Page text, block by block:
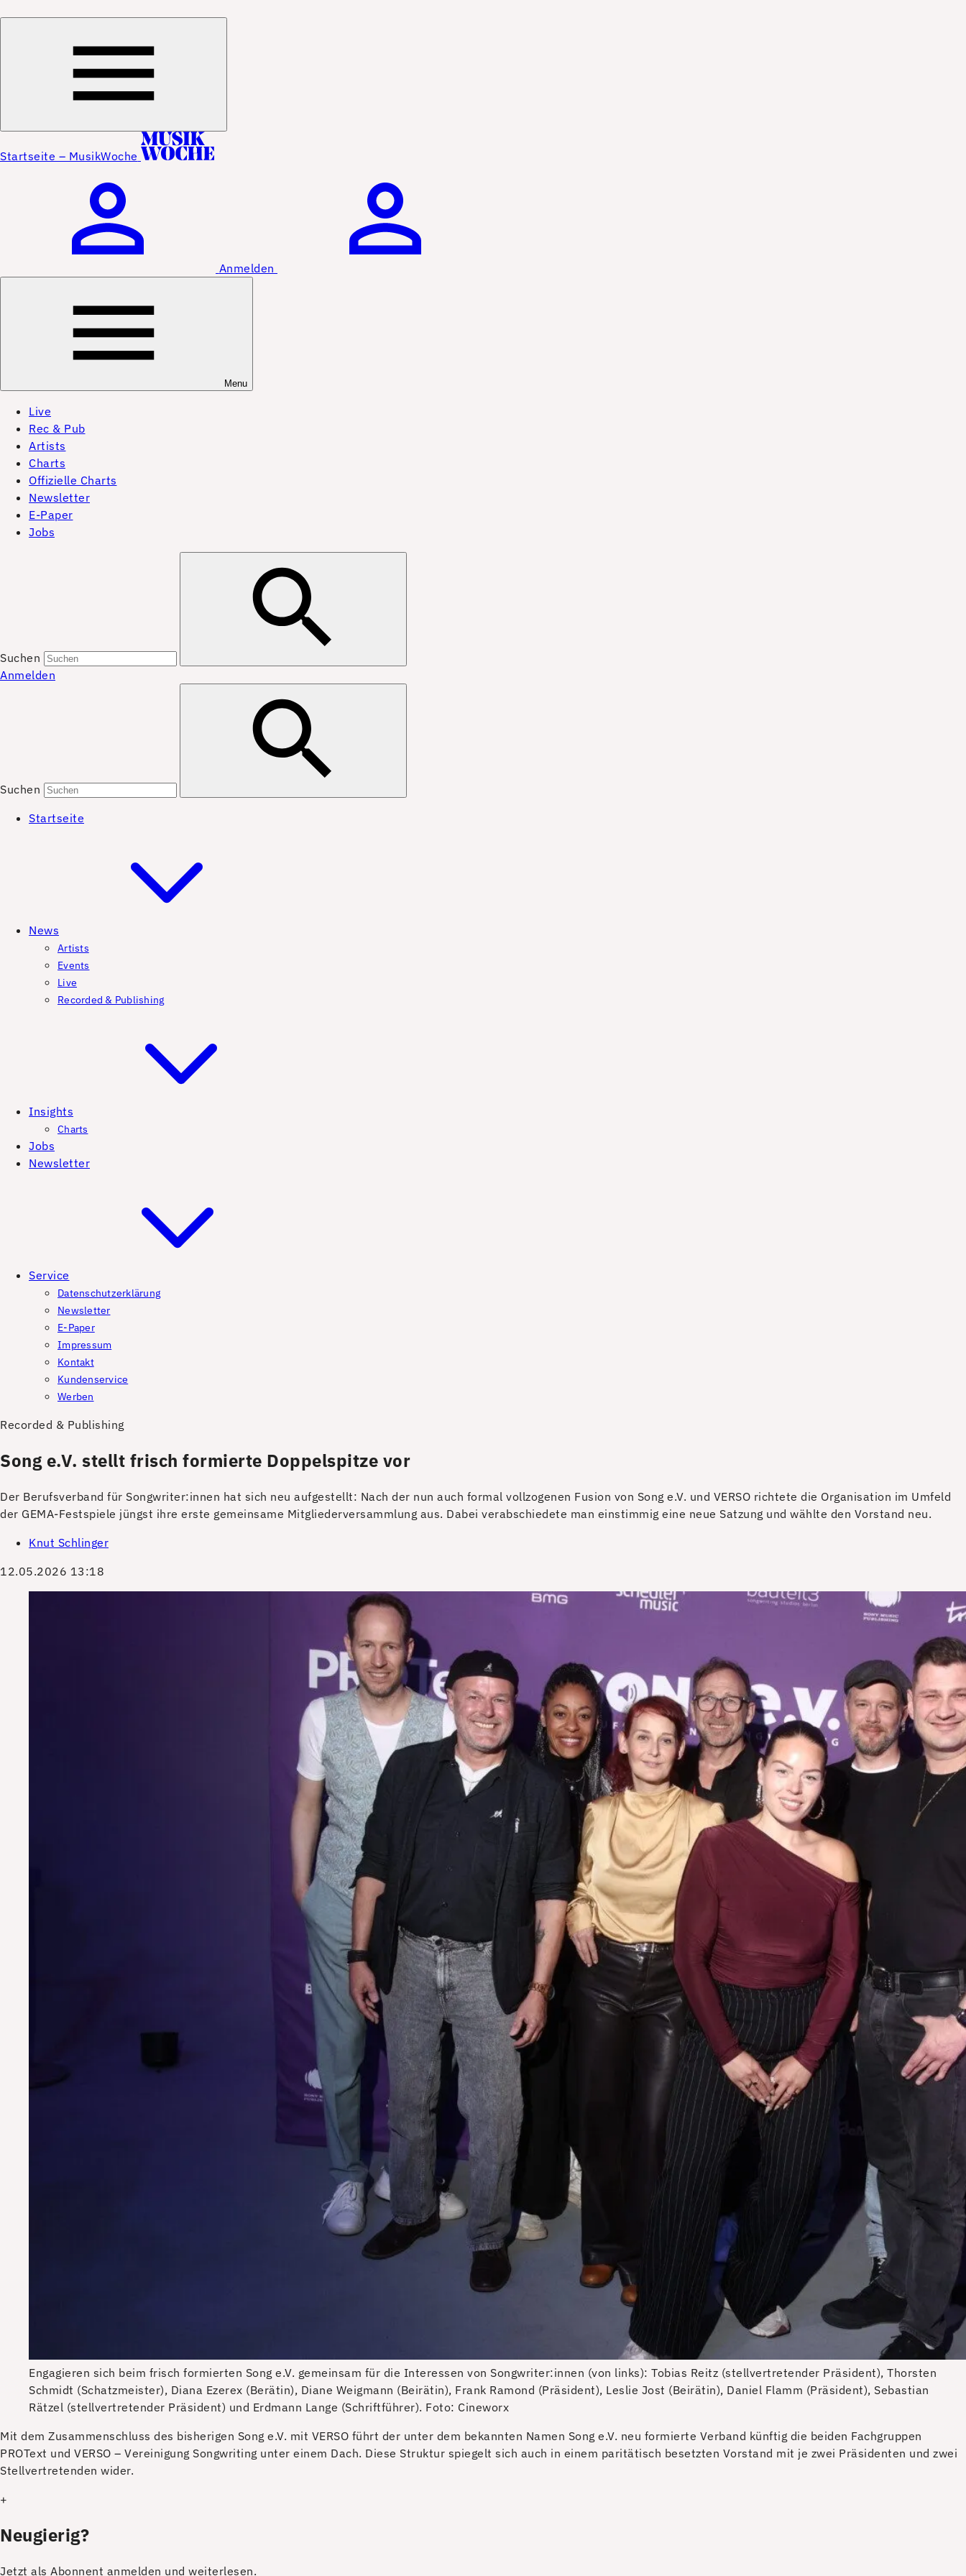
Startseite – MusikWoche
Anmelden
Menu
Live
Rec & Pub
Artists
Charts
Offizielle Charts
Newsletter
E-Paper
Jobs
Suchen
Anmelden
Suchen
Startseite
News
Artists
Events
Live
Recorded & Publishing
Insights
Charts
Jobs
Newsletter
Service
Datenschutzerklärung
Newsletter
E-Paper
Impressum
Kontakt
Kundenservice
Werben
Recorded & Publishing
Song e.V. stellt frisch formierte Doppelspitze vor
Der Berufsverband für Songwriter:innen hat sich neu aufgestellt: Nach der nun auch formal vollzogenen Fusion von Song e.V. und VERSO richtete die Organisation im Umfeld
der GEMA-Festspiele jüngst ihre erste gemeinsame Mitgliederversammlung aus. Dabei verabschiedete man einstimmig eine neue Satzung und wählte den Vorstand neu.
Knut Schlinger
12.05.2026 13:18
Engagieren sich beim frisch formierten Song e.V. gemeinsam für die Interessen von Songwriter:innen (von links): Tobias Reitz (stellvertretender Präsident), Thorsten
Schmidt (Schatzmeister), Diana Ezerex (Berätin), Diane Weigmann (Beirätin), Frank Ramond (Präsident), Leslie Jost (Beirätin), Daniel Flamm (Präsident), Sebastian
Rätzel (stellvertretender Präsident) und Erdmann Lange (Schriftführer). Foto: Cineworx
Mit dem Zusammenschluss des bisherigen Song e.V. mit VERSO führt der unter dem bekannten Namen Song e.V. neu formierte Verband künftig die beiden Fachgruppen
PROText und VERSO – Vereinigung Songwriting unter einem Dach. Diese Struktur spiegelt sich auch in einem paritätisch besetzten Vorstand mit je zwei Präsidenten und zwei
Stellvertretenden wider.
+
Neugierig?
Jetzt als Abonnent anmelden und weiterlesen.